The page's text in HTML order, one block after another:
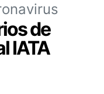
de
IATA